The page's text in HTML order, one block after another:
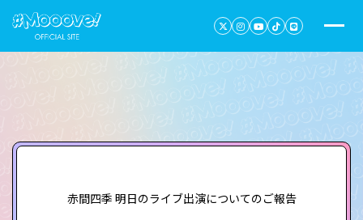
赤間四季 明日のライブ出演についてのご報告